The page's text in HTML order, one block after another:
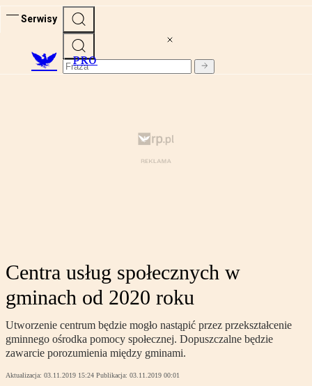
Serwisy
PRO
Centra usług społecznych w
gminach od 2020 roku
Utworzenie centrum będzie mogło nastąpić przez przekształcenie
gminnego ośrodka pomocy społecznej. Dopuszczalne będzie
zawarcie porozumienia między gminami.
Aktualizacja: 03.11.2019 15:24 Publikacja: 03.11.2019 00:01